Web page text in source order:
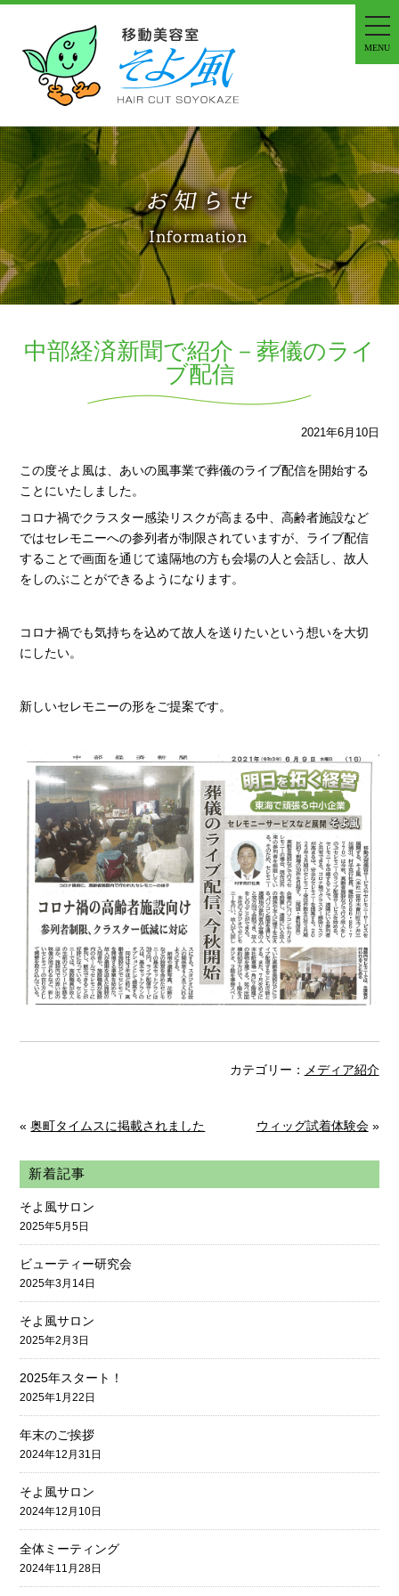
MENU
中部経済新聞で紹介－葬儀のライ
ブ配信
2021年6月10日
この度そよ風は、あいの風事業で葬儀のライブ配信を開始する
ことにいたしました。
コロナ禍でクラスター感染リスクが高まる中、高齢者施設など
ではセレモニーへの参列者が制限されていますが、ライブ配信
することで画面を通じて遠隔地の方も会場の人と会話し、故人
をしのぶことができるようになります。
コロナ禍でも気持ちを込めて故人を送りたいという想いを大切
にしたい。
新しいセレモニーの形をご提案です。
カテゴリー： メディア紹介
«奥町タイムスに掲載されました ウィッグ試着体験会»
新着記事
そよ風サロン
2025年5月5日
ビューティー研究会
2025年3月14日
そよ風サロン
2025年2月3日
2025年スタート！
2025年1月22日
年末のご挨拶
2024年12月31日
そよ風サロン
2024年12月10日
全体ミーティング
2024年11月28日